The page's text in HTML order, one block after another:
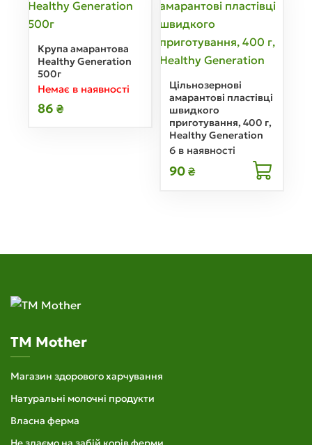
Крупа амарантова
Healthy Generation
500г
Немає в наявності
86 ₴
Цільнозернові
амарантові пластівці
швидкого
приготування, 400 г,
Healthy Generation
6 в наявності
90 ₴
TM Mother
Магазин здорового харчування
Натуральні молочні продукти
Власна ферма